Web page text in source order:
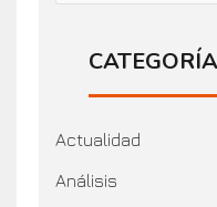
Actualidad
Análisis